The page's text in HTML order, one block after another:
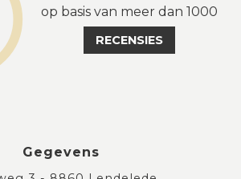
op basis van meer dan 1000
RECENSIES
Gegevens